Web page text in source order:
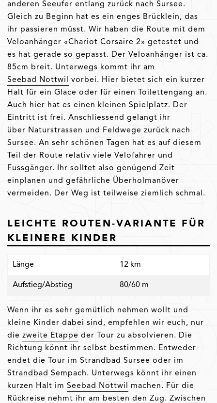
anderen Seeufer entlang zurück nach Sursee.
Gleich zu Beginn hat es ein enges Brücklein, das
ihr passieren müsst. Wir haben die Route mit dem
Veloanhänger «Chariot Corsaire 2» getestet und
es hat gerade so gepasst. Der Veloanhänger ist ca.
85cm breit. Unterwegs kommt ihr am
Seebad Nottwil vorbei. Hier bietet sich ein kurzer
Halt für ein Glace oder für einen Toilettengang an.
Auch hier hat es einen kleinen Spielplatz. Der
Eintritt ist frei. Anschliessend gelangt ihr
über Naturstrassen und Feldwege zurück nach
Sursee. An sehr schönen Tagen hat es auf diesem
Teil der Route relativ viele Velofahrer und
Fussgänger. Ihr solltet also genügend Zeit
einplanen und gefährliche Überholmanöver
vermeiden. Der Weg ist teilweise ziemlich schmal.
LEICHTE ROUTEN-VARIANTE FÜR
KLEINERE KINDER
Länge 12 km
Aufstieg/Abstieg 80/60 m
Wenn ihr es sehr gemütlich nehmen wollt und
kleine Kinder dabei sind, empfehlen wir euch, nur
die zweite Etappe der Tour zu absolvieren. Die
Richtung könnt ihr selbst bestimmen. Entweder
endet die Tour im Strandbad Sursee oder im
Strandbad Sempach. Unterwegs könnt ihr einen
kurzen Halt im Seebad Nottwil machen. Für die
Rückreise nehmt ihr am besten den Zug. Zwischen